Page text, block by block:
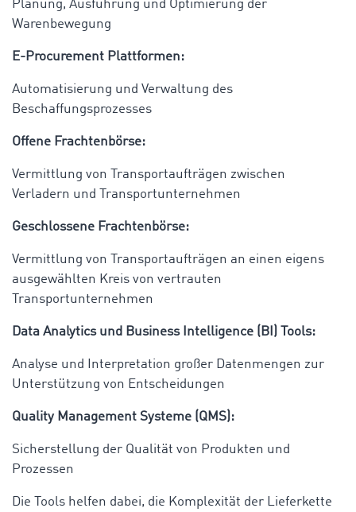
Planung, Ausführung und Optimierung der
Warenbewegung
E-Procurement Plattformen:
Automatisierung und Verwaltung des
Beschaffungsprozesses
Offene Frachtenbörse:
Vermittlung von Transportaufträgen zwischen
Verladern und Transportunternehmen
Geschlossene Frachtenbörse:
Vermittlung von Transportaufträgen an einen eigens
ausgewählten Kreis von vertrauten
Transportunternehmen
Data Analytics und Business Intelligence (BI) Tools:
Analyse und Interpretation großer Datenmengen zur
Unterstützung von Entscheidungen
Quality Management Systeme (QMS):
Sicherstellung der Qualität von Produkten und
Prozessen
Die Tools helfen dabei, die Komplexität der Lieferkette